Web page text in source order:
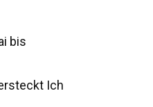
bis
Ich